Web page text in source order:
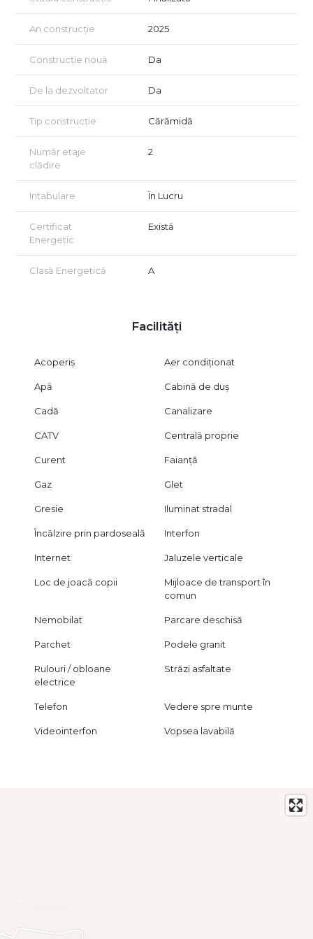
An construcție 2025
Construcție nouă Da
De la dezvoltator Da
Tip construcție Cărămidă
Număr etaje
clădire
2
Intabulare În Lucru
Certificat
Energetic
Există
Clasă Energetică A
Facilități
Acoperiș Aer condiționat
Apă Cabină de duș
Cadă Canalizare
CATV Centrală proprie
Curent Faianță
Gaz Glet
Gresie Iluminat stradal
Încălzire prin pardoseală Interfon
Internet Jaluzele verticale
Loc de joacă copii
Mijloace de transport în
comun
Nemobilat Parcare deschisă
Parchet Podele granit
Rulouri / obloane
electrice
Străzi asfaltate
Telefon Vedere spre munte
Videointerfon Vopsea lavabilă